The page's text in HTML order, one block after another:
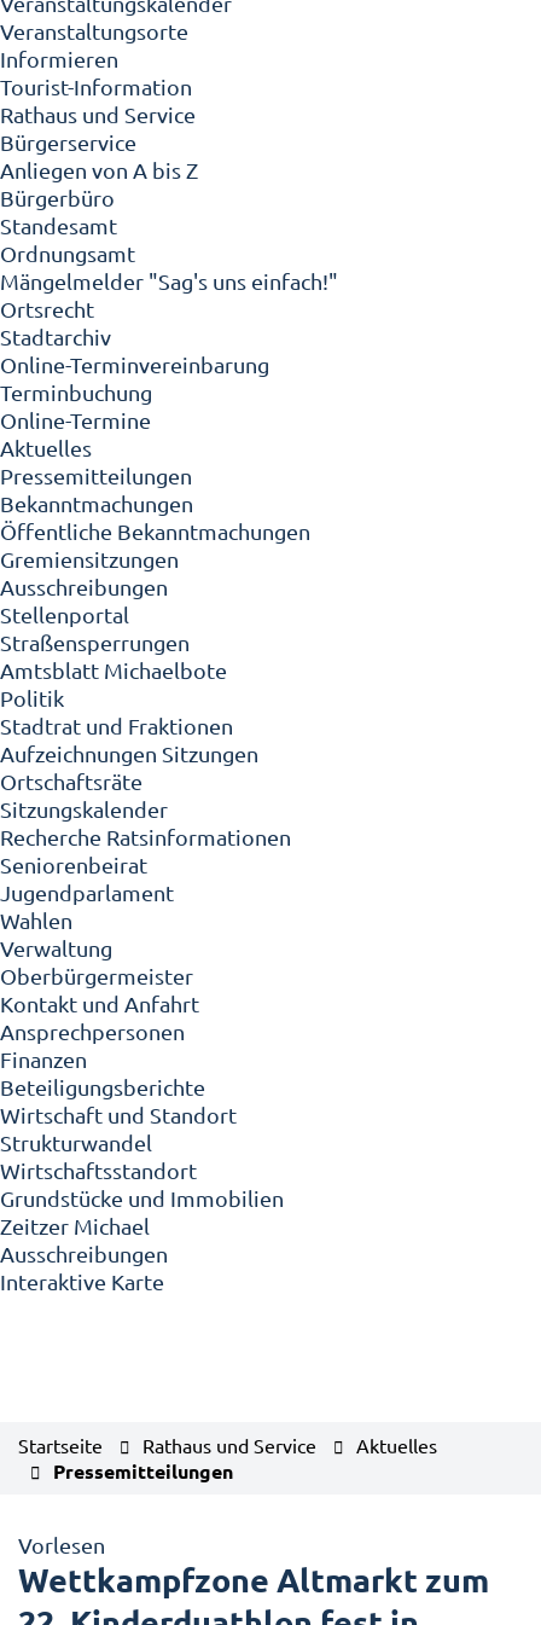
Veranstaltungsorte
Informieren
Tourist-Information
Rathaus und Service
Bürgerservice
Anliegen von A bis Z
Bürgerbüro
Standesamt
Ordnungsamt
Mängelmelder "Sag's uns einfach!"
Ortsrecht
Stadtarchiv
Online-Terminvereinbarung
Terminbuchung
Online-Termine
Aktuelles
Pressemitteilungen
Bekanntmachungen
Öffentliche Bekanntmachungen
Gremiensitzungen
Ausschreibungen
Stellenportal
Straßensperrungen
Amtsblatt Michaelbote
Politik
Stadtrat und Fraktionen
Aufzeichnungen Sitzungen
Ortschaftsräte
Sitzungskalender
Recherche Ratsinformationen
Seniorenbeirat
Jugendparlament
Wahlen
Verwaltung
Oberbürgermeister
Kontakt und Anfahrt
Ansprechpersonen
Finanzen
Beteiligungsberichte
Wirtschaft und Standort
Strukturwandel
Wirtschaftsstandort
Grundstücke und Immobilien
Zeitzer Michael
Ausschreibungen
Interaktive Karte
Startseite Rathaus und Service Aktuelles
Pressemitteilungen
Vorlesen
Wettkampfzone Altmarkt zum